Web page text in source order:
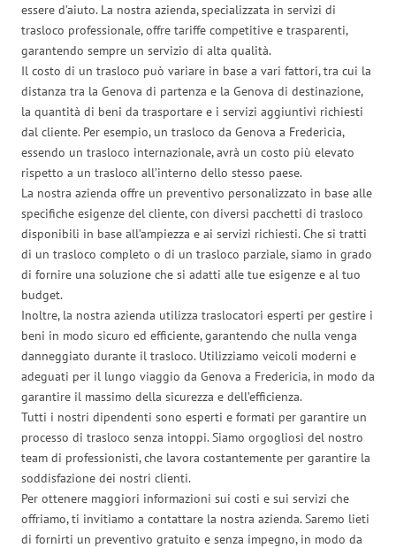
essere d’aiuto. La nostra azienda, specializzata in servizi di
trasloco professionale, offre tariffe competitive e trasparenti,
garantendo sempre un servizio di alta qualità.
Il costo di un trasloco può variare in base a vari fattori, tra cui la
distanza tra la Genova di partenza e la Genova di destinazione,
la quantità di beni da trasportare e i servizi aggiuntivi richiesti
dal cliente. Per esempio, un trasloco da Genova a Fredericia,
essendo un trasloco internazionale, avrà un costo più elevato
rispetto a un trasloco all’interno dello stesso paese.
La nostra azienda offre un preventivo personalizzato in base alle
specifiche esigenze del cliente, con diversi pacchetti di trasloco
disponibili in base all’ampiezza e ai servizi richiesti. Che si tratti
di un trasloco completo o di un trasloco parziale, siamo in grado
di fornire una soluzione che si adatti alle tue esigenze e al tuo
budget.
Inoltre, la nostra azienda utilizza traslocatori esperti per gestire i
beni in modo sicuro ed efficiente, garantendo che nulla venga
danneggiato durante il trasloco. Utilizziamo veicoli moderni e
adeguati per il lungo viaggio da Genova a Fredericia, in modo da
garantire il massimo della sicurezza e dell’efficienza.
Tutti i nostri dipendenti sono esperti e formati per garantire un
processo di trasloco senza intoppi. Siamo orgogliosi del nostro
team di professionisti, che lavora costantemente per garantire la
soddisfazione dei nostri clienti.
Per ottenere maggiori informazioni sui costi e sui servizi che
offriamo, ti invitiamo a contattare la nostra azienda. Saremo lieti
di fornirti un preventivo gratuito e senza impegno, in modo da